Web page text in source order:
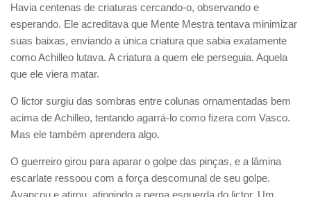
Havia centenas de criaturas cercando-o, observando e
esperando. Ele acreditava que Mente Mestra tentava minimizar
suas baixas, enviando a única criatura que sabia exatamente
como Achilleo lutava. A criatura a quem ele perseguia. Aquela
que ele viera matar.
O lictor surgiu das sombras entre colunas ornamentadas bem
acima de Achilleo, tentando agarrá-lo como fizera com Vasco.
Mas ele também aprendera algo.
O guerreiro girou para aparar o golpe das pinças, e a lâmina
escarlate ressoou com a força descomunal de seu golpe.
Avançou e atirou, atingindo a perna esquerda do lictor. Um